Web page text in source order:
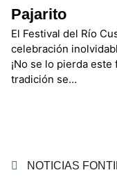
Pajarito
El Festival del Río
celebración
¡No se lo pierda
tradición se…
NOTICIAS